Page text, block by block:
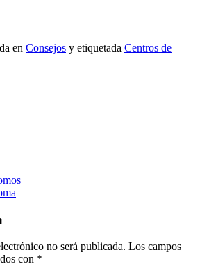
en Consejos y etiquetada Centros de
no será publicada. Los campos
con *